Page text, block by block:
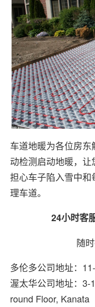
车道地暖为各位房
动检测启动地暖，
担心车子陷入雪中
理车道。
24小时客
随
多伦多公司地址：
渥太华公司地址：3-
round Floor, Kanata